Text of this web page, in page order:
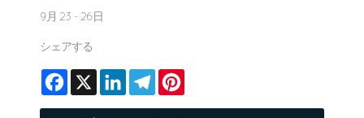
9月 23 - 26日
シェアする
Facebook
X LinkedInTelegram